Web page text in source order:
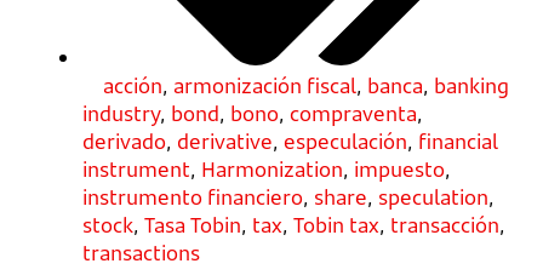
acción, armonización fiscal, banca, banking
industry, bond, bono, compraventa,
derivado, derivative, especulación, financial
instrument, Harmonization, impuesto,
instrumento financiero, share, speculation,
stock, Tasa Tobin, tax, Tobin tax, transacción,
transactions